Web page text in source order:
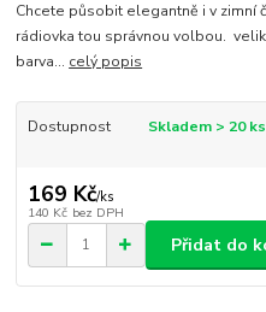
Chcete působit elegantně i v zimní
rádiovka tou správnou volbou.
barva... celý popis
Dostupnost Skladem > 20 ks
169 Kč/ks
140 Kč bez DPH
Přidat do